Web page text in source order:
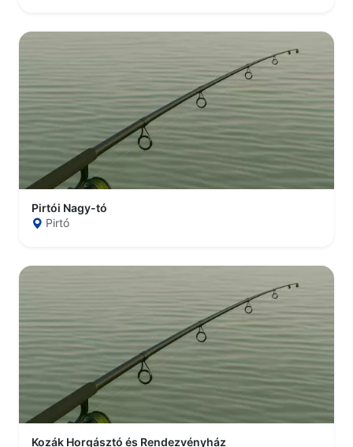
Pirtói Nagy-tó
Pirtó
Kozák Horgásztó és Rendezvényház